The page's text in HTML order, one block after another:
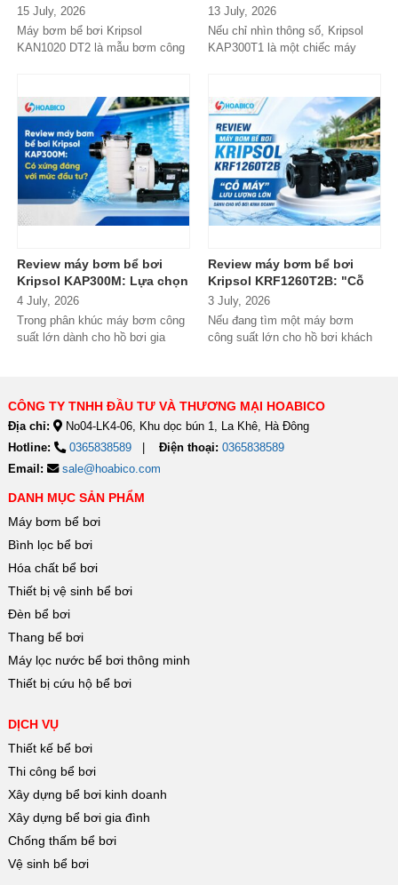
bơm công suất lớn có đáng
đầu tư?
15 July, 2026
Máy bơm bể bơi Kripsol
KAN1020 DT2 là mẫu bơm công
đầu tư cho hồ bơi thương
mại?
13 July, 2026
Nếu chỉ nhìn thông số, Kripsol
KAP300T1 là một chiếc máy
Review máy bơm bể bơi
Kripsol KAP300M: Lựa chọn
đáng tiền cho hồ bơi
thương mại?
4 July, 2026
Trong phân khúc máy bơm công
suất lớn dành cho hồ bơi gia
Review máy bơm bể bơi
Kripsol KRF1260T2B: "Cỗ
máy" lưu lượng lớn dành
cho hồ bơi kinh doanh
3 July, 2026
Nếu đang tìm một máy bơm
công suất lớn cho hồ bơi khách
CÔNG TY TNHH ĐẦU TƯ VÀ THƯƠNG MẠI HOABICO
Địa chỉ:
No04-LK4-06, Khu dọc bún 1, La Khê, Hà Đông
Hotline:
0365838589 Điện thoại: 0365838589
Email:
sale@hoabico.com
DANH MỤC SẢN PHẨM
Máy bơm bể bơi
Bình lọc bể bơi
Hóa chất bể bơi
Thiết bị vệ sinh bể bơi
Đèn bể bơi
Thang bể bơi
Máy lọc nước bể bơi thông minh
Thiết bị cứu hộ bể bơi
DỊCH VỤ
Thiết kế bể bơi
Thi công bể bơi
Xây dựng bể bơi kinh doanh
Xây dựng bể bơi gia đình
Chống thấm bể bơi
Vệ sinh bể bơi